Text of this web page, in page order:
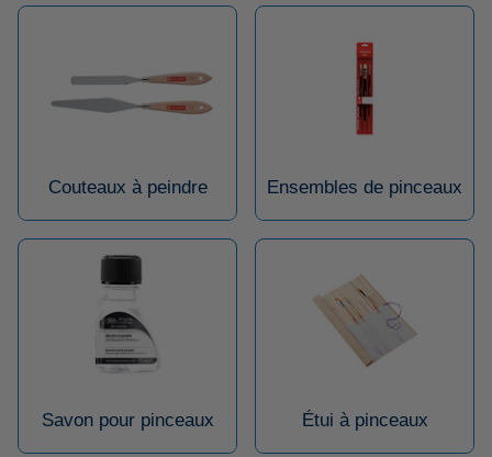
Couteaux à peindre Ensembles de pinceaux
Savon pour pinceaux Étui à pinceaux